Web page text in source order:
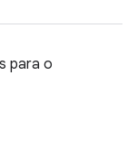
para o